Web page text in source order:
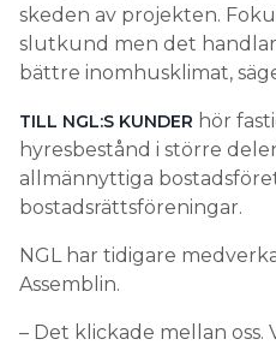
skeden av projekten.
slutkund men det
bättre inomhusklimat,
TILL NGL:S KUNDER hör
hyresbestånd i större
allmännyttiga
bostadsrättsföreningar.
NGL har tidigare
Assemblin.
– Det klickade mellan oss.